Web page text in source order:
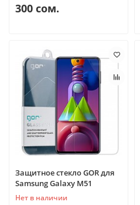
300 сом.
Защитное стекло GOR для
Samsung Galaxy M51
Нет в наличии